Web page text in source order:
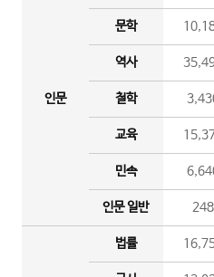
인문
문학
역사
철학
교육
민속
인문 일반 248
법률